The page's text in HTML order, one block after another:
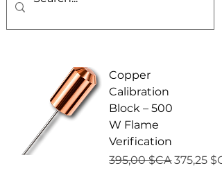
Copper
Calibration
Block – 500
W Flame
Verification
Prix original
395,00 $CAPrix
375,25